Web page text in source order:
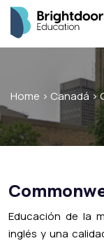
Home > Canadá >
Educación de la
inglés y una